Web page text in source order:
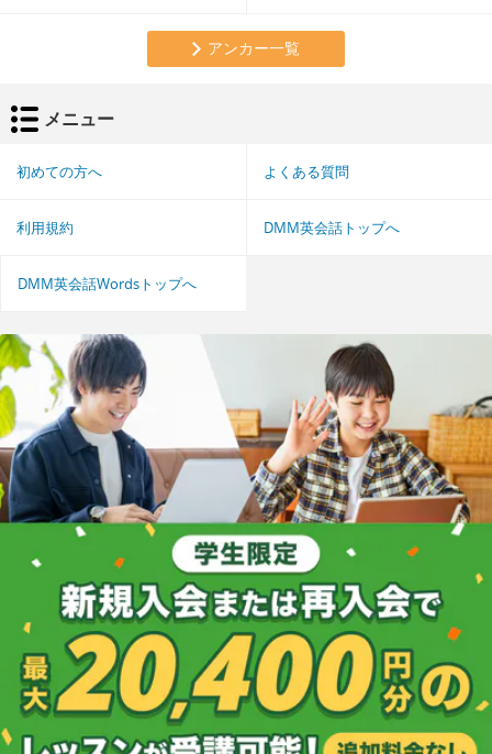
アンカー一覧
メニュー
初めての方へ よくある質問
利用規約 DMM英会話トップへ
DMM英会話Wordsトップへ